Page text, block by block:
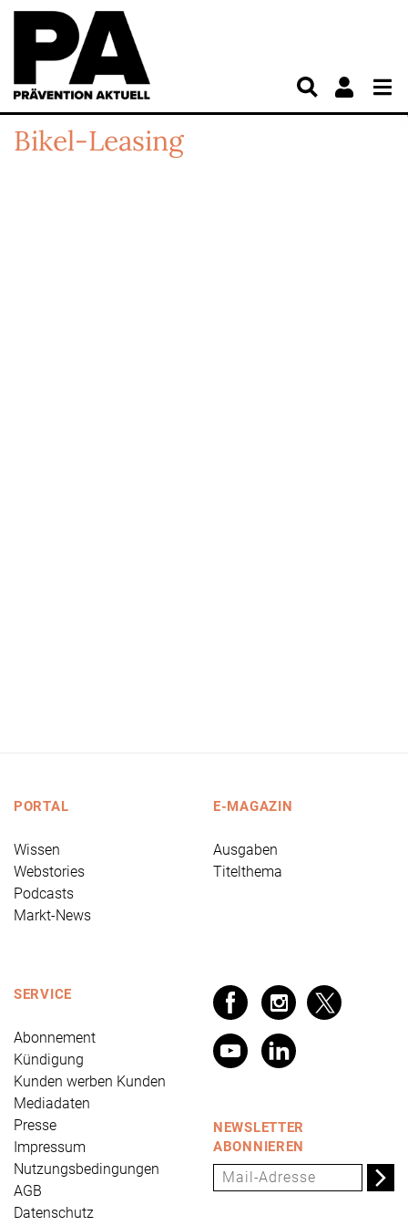
Bikel-Leasing
PORTAL
Wissen
Webstories
Podcasts
Markt-News
E-MAGAZIN
Ausgaben
Titelthema
SERVICE
Abonnement
Kündigung
Kunden werben Kunden
Mediadaten
Presse
Impressum
Nutzungsbedingungen
AGB
Datenschutz
NEWSLETTER
ABONNIEREN